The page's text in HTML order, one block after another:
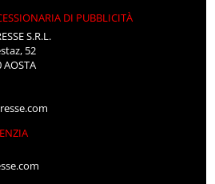
DI PUBBLICITÀ
S.R.L.
52
AOSTA